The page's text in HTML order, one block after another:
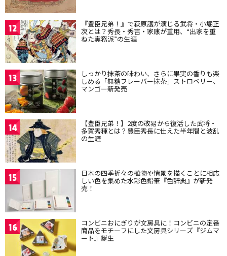
12 『豊臣兄弟！』で萩原護が演じる武将・小堀正
次とは？秀長・秀吉・家康が重用、“出家を重
ねた実務派”の生涯
13 しっかり抹茶の味わい、さらに果実の香りも楽
しめる「無糖フレーバー抹茶」ストロベリー、
マンゴー新発売
14 【豊臣兄弟！】2度の改易から復活した武将・
多賀秀種とは？豊臣秀長に仕えた半年間と波乱
の生涯
15 日本の四季折々の植物や情景を描くことに相応
しい色を集めた水彩色鉛筆『色辞典』が新発
売！
16 コンビニおにぎりが文房具に！コンビニの定番
商品をモチーフにした文房具シリーズ『ジムマ
ート』誕生